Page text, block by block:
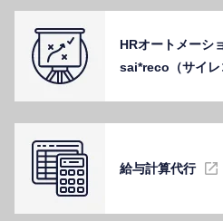
HRオートメーシ
sai*reco（サイレ
給与計算代⾏